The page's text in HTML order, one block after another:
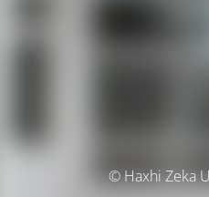
© Haxhi Zeka